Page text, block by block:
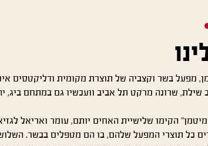
מפעל בשר וקצביה של תוצרת מקומית ודליקטסים
שילת, שרונה מרקט תל אביב וועכשיו גם במתחם ביג,
הקימו שלישיית האחים יותם, עומר ואריאל
כל תוצרי המפעל שלהם, בו הם מטפלים בבשר.